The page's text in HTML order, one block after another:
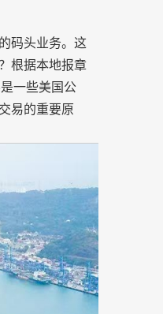
码头业务。这
根据本地报章
一些美国公
易的重要原